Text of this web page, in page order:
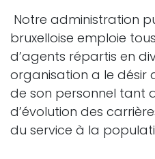
Notre administration
bruxelloise emploie
d’agents répartis en
organisation a le désir
de son personnel tant
d’évolution des
du service à la